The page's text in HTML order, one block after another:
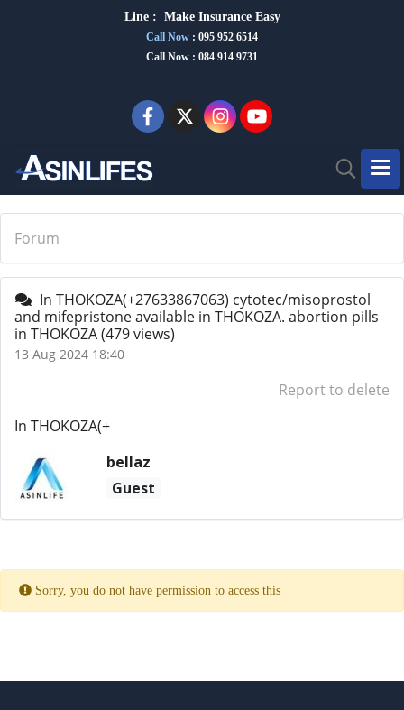
Line : Make Insurance Easy
Call Now : 095 952 6514
Call Now : 084 914 9731
Forum
In THOKOZA(+27633867063) cytotec/misoprostol
and mifepristone available in THOKOZA. abortion pills
in THOKOZA(479 views)
13 Aug 2024 18:40
Report to delete
In THOKOZA(+
bellaz
Guest
Sorry, you do not have permission to access this